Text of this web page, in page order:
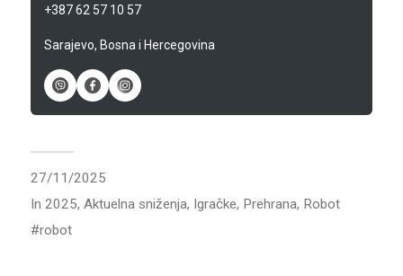
+387 62 57 10 57
Sarajevo, Bosna i Hercegovina
27/11/2025
In 2025, Aktuelna sniženja, Igračke, Prehrana, Robot
robot